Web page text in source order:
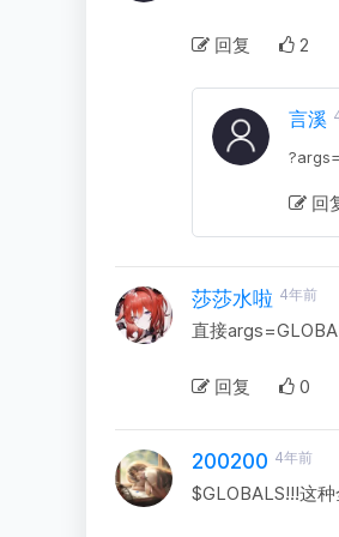
回复 2
言溪
回
莎莎水啦 4年前
直接
回复 0
200200 4年前
$GLOBALS!!!这